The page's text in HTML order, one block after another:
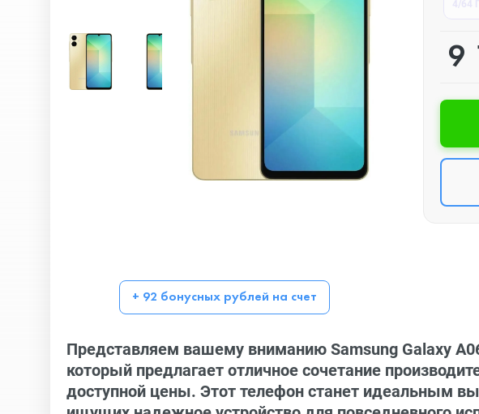
+ 92 бонусных рублей на счет
9
Представляем вашему вниманию Samsung Galaxy
который предлагает отличное сочетание
доступной цены. Этот телефон станет идеальным